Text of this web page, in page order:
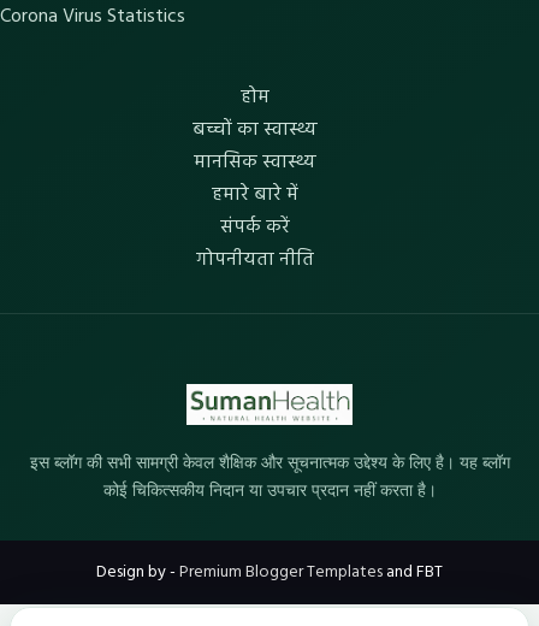
Corona Virus Statistics
होम
बच्चों का स्वास्थ्य
मानसिक स्वास्थ्य
हमारे बारे में
संपर्क करें
गोपनीयता नीति
इस ब्लॉग की सभी सामग्री केवल शैक्षिक और सूचनात्मक उद्देश्य के लिए है। यह ब्लॉग
कोई चिकित्सकीय निदान या उपचार प्रदान नहीं करता है।
Design by -Premium Blogger TemplatesandFBT